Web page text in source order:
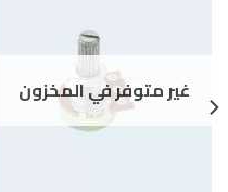
غير متوفر في المخزون